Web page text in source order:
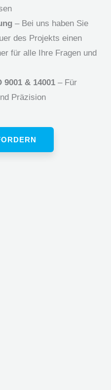
– Bei uns haben Sie
des Projekts einen
für alle Ihre Fragen und
& 14001 – Für
Präzision